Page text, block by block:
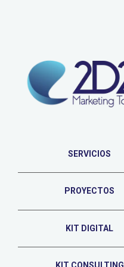
SERVICIOS
PROYECTOS
KIT DIGITAL